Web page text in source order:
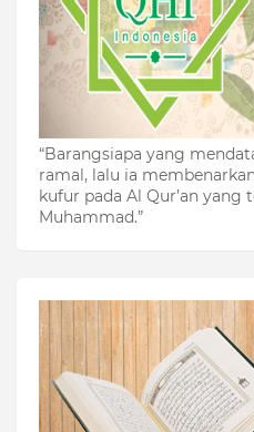
“Barangsiapa yang
ramal, lalu ia
kufur pada Al Qur’an yang
Muhammad.”